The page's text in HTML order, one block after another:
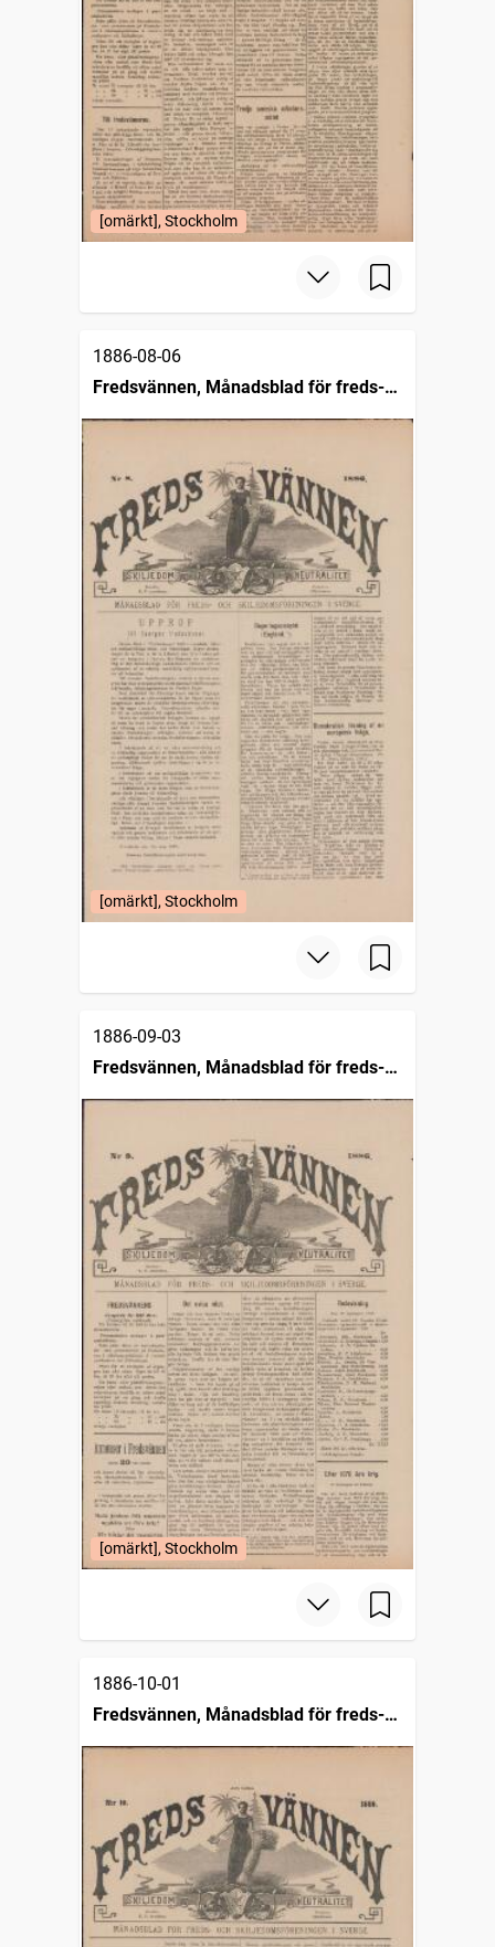
[omärkt], Stockholm
1886-08-06
Fredsvännen, Månadsblad för freds-
[omärkt], Stockholm
1886-09-03
Fredsvännen, Månadsblad för freds-
[omärkt], Stockholm
1886-10-01
Fredsvännen, Månadsblad för freds-